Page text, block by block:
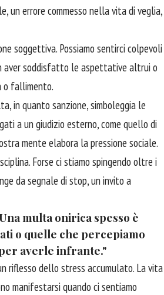
un errore commesso nella vita di veglia,
soggettiva. Possiamo sentirci colpevoli
aver soddisfatto le aspettative altrui o
o fallimento.
in quanto sanzione, simboleggia le
a un giudizio esterno, come quello di
mente elabora la pressione sociale.
Forse ci stiamo spingendo oltre i
da segnale di stop, un invito a
multa onirica spesso è
o quelle che percepiamo
averle infrante."
riflesso dello stress accumulato. La vita
manifestarsi quando ci sentiamo